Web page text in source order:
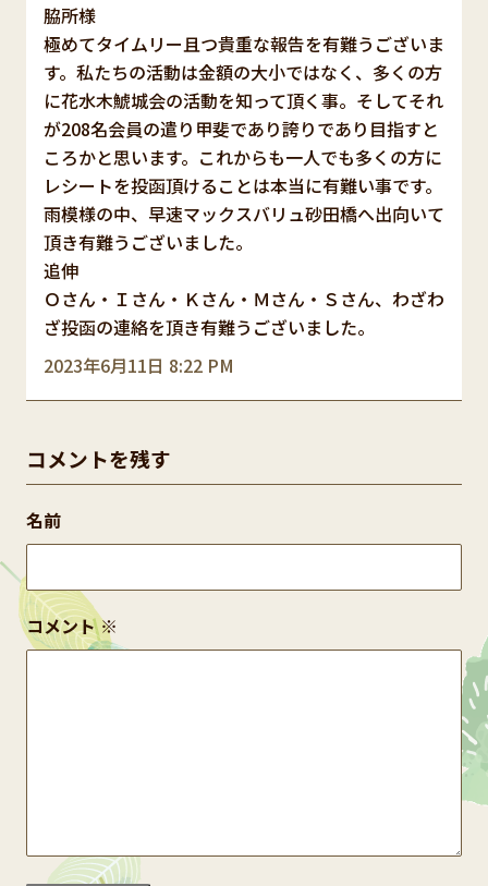
2023年6月11日 8:22 PM
脇所様
極めてタイムリー且つ貴重な報告を有難うございま
す。私たちの活動は金額の大小ではなく、多くの方
に花水木鯱城会の活動を知って頂く事。そしてそれ
が208名会員の遣り甲斐であり誇りであり目指すと
ころかと思います。これからも一人でも多くの方に
レシートを投函頂けることは本当に有難い事です。
雨模様の中、早速マックスバリュ砂田橋へ出向いて
頂き有難うございました。
追伸
Ｏさん・Ｉさん・Ｋさん・Ｍさん・Ｓさん、わざわ
ざ投函の連絡を頂き有難うございました。
コメントを残す
コメント※
名前